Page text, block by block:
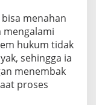
menahan
hukum tidak
sehingga ia
menembak
proses